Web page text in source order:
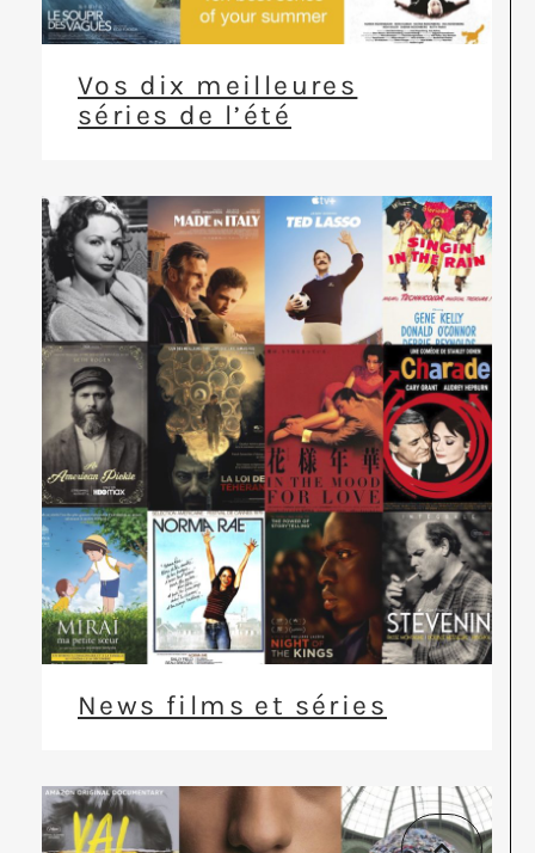
Vos dix meilleures
séries de l’été
News films et séries